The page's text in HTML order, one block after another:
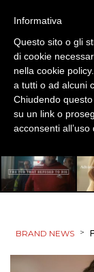
EVENTI
MOBILE
PROMOZIONI
PUNTI
BRAND NEWS >
Informativa
Questo sito o gli
di cookie
nella cookie
a tutti o ad alcuni
Chiudendo
su un link o
acconsenti all’uso